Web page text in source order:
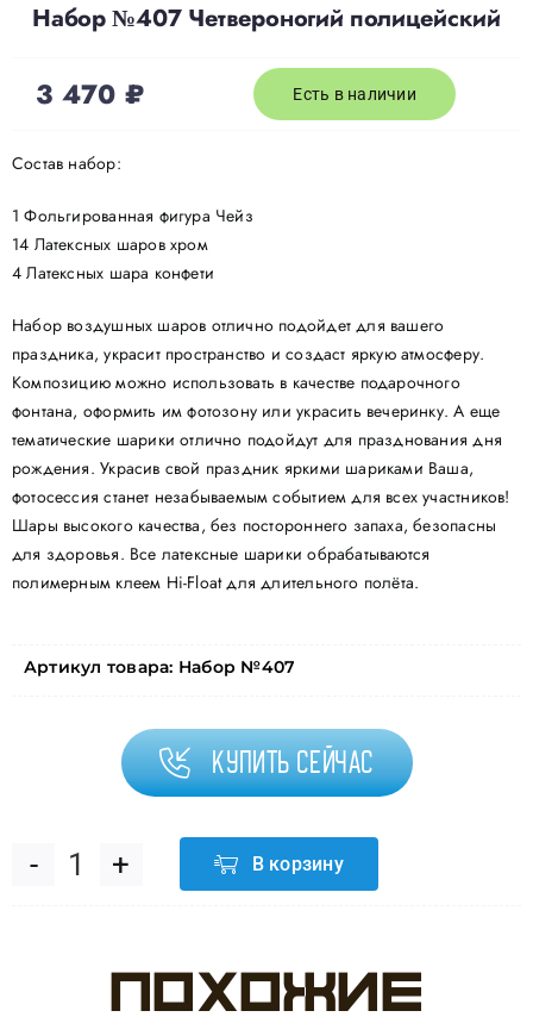
Набор №407 Четвероногий полицейский
3 470 ₽ Есть в наличии
Состав набор:
1 Фольгированная фигура Чейз
14 Латексных шаров хром
4 Латексных шара конфети
Набор воздушных шаров отлично подойдет для вашего
праздника, украсит пространство и создаст яркую атмосферу.
Композицию можно использовать в качестве подарочного
фонтана, оформить им фотозону или украсить вечеринку. А еще
тематические шарики отлично подойдут для празднования дня
рождения. Украсив свой праздник яркими шариками Ваша,
фотосессия станет незабываемым событием для всех участников!
Шары высокого качества, без постороннего запаха, безопасны
для здоровья. Все латексные шарики обрабатываются
полимерным клеем Hi-Float для длительного полёта.
Артикул товара: Набор №407
Купить сейчас
Количество
Набор
В корзину
Похожие